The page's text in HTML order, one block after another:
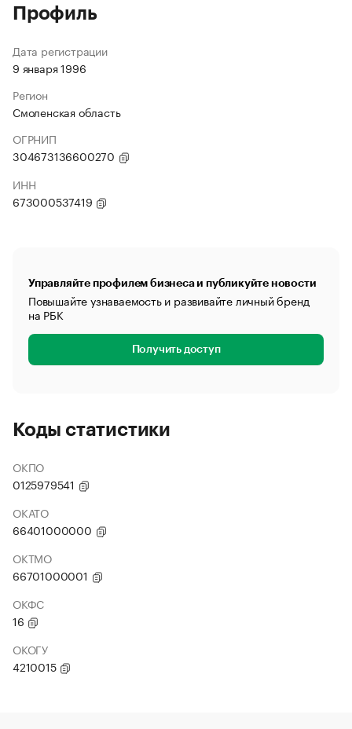
Профиль
Дата регистрации
9 января 1996
Регион
Смоленская область
ОГРНИП
304673136600270
ИНН
673000537419
Управляйте профилем бизнеса и публикуйте новости
Повышайте узнаваемость и развивайте личный бренд
на РБК
Получить доступ
Коды статистики
ОКПО
0125979541
ОКАТО
66401000000
ОКТМО
66701000001
ОКФС
16
ОКОГУ
4210015